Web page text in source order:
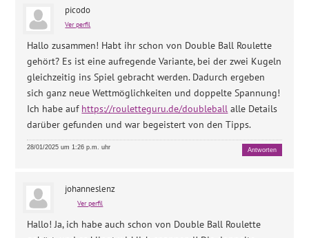
picodo
Ver perfil
Hallo zusammen! Habt ihr schon von Double Ball Roulette
gehört? Es ist eine aufregende Variante, bei der zwei Kugeln
gleichzeitig ins Spiel gebracht werden. Dadurch ergeben
sich ganz neue Wettmöglichkeiten und doppelte Spannung!
Ich habe auf https://rouletteguru.de/doubleball alle Details
darüber gefunden und war begeistert von den Tipps.
28/01/2025 um 1:26 p.m. uhr Antworten
johanneslenz
Ver perfil
Hallo! Ja, ich habe auch schon von Double Ball Roulette